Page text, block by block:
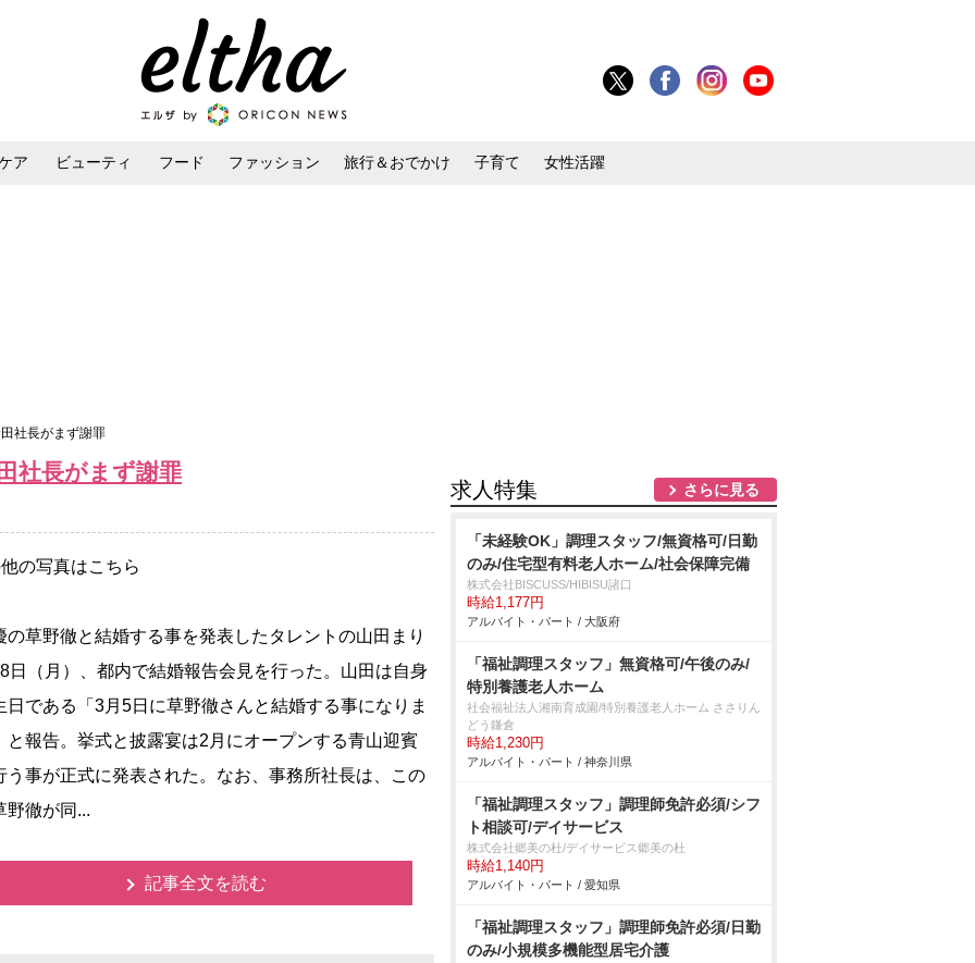
ア ビューティ フード ファッション 旅行＆おでかけ 子育て 女性活躍
社長がまず謝罪
社長がまず謝罪
の写真はこちら
草野徹と結婚する事を発表したタレントの山田まり
（月）、都内で結婚報告会見を行った。山田は自身
日である「3月5日に草野徹さんと結婚する事になりま
と報告。挙式と披露宴は2月にオープンする青山迎賓
う事が正式に発表された。なお、事務所社長は、この
野徹が同...
記事全文を読む
求人特集 さらに見る
「未経験OK」調理スタッフ/無資格可/日勤
のみ/住宅型有料老人ホーム/社会保障完備
株式会社BISCUSS/HIBISU諸口
時給1,177円
アルバイト・パート / 大阪府
「福祉調理スタッフ」無資格可/午後のみ/
特別養護老人ホーム
社会福祉法人湘南育成園/特別養護老人ホーム ささりん
どう鎌倉
時給1,230円
アルバイト・パート / 神奈川県
「福祉調理スタッフ」調理師免許必須/シフ
ト相談可/デイサービス
株式会社郷美の杜/デイサービス郷美の杜
時給1,140円
アルバイト・パート / 愛知県
「福祉調理スタッフ」調理師免許必須/日勤
のみ/小規模多機能型居宅介護